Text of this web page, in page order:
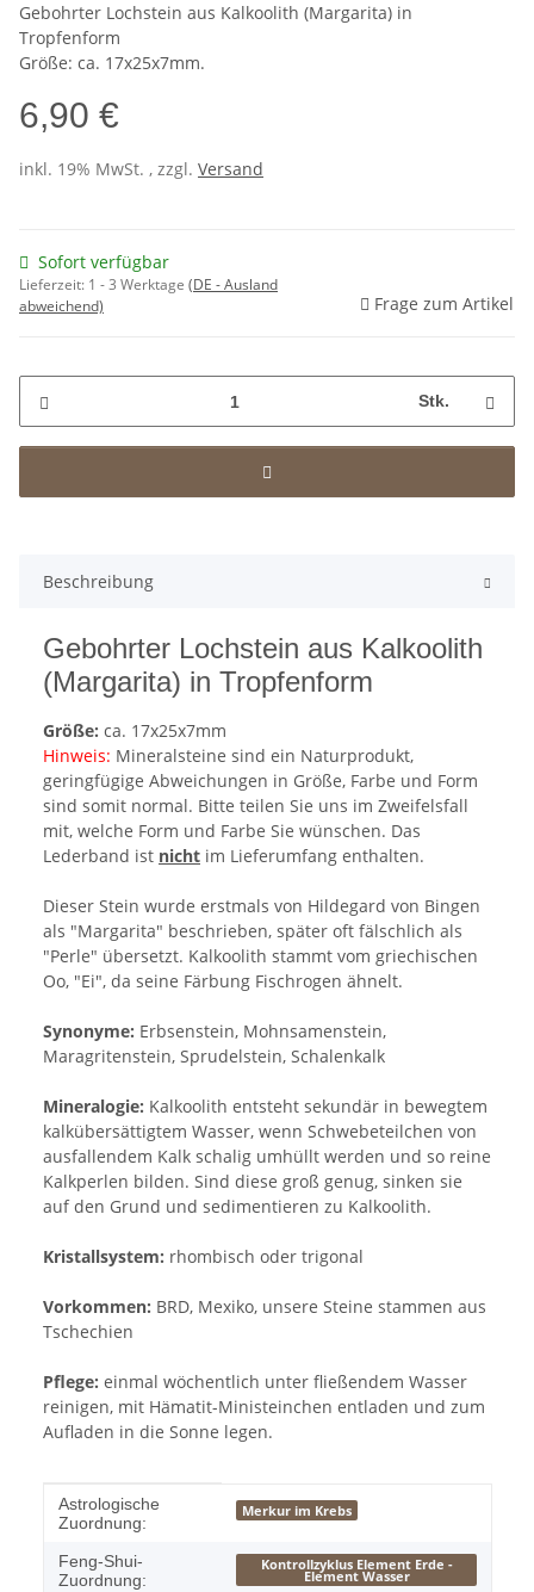
Gebohrter Lochstein aus Kalkoolith (Margarita) in
Tropfenform
Größe: ca. 17x25x7mm.
6,90 €
inkl. 19% MwSt. , zzgl. Versand
Sofort verfügbar
Lieferzeit: 1 - 3 Werktage (DE - Ausland
abweichend)
Frage zum Artikel
Stk.
Beschreibung
Gebohrter Lochstein aus Kalkoolith
(Margarita) in Tropfenform
Größe: ca. 17x25x7mm
Hinweis: Mineralsteine sind ein Naturprodukt,
geringfügige Abweichungen in Größe, Farbe und Form
sind somit normal. Bitte teilen Sie uns im Zweifelsfall
mit, welche Form und Farbe Sie wünschen. Das
Lederband ist nicht im Lieferumfang enthalten.
Dieser Stein wurde erstmals von Hildegard von Bingen
als "Margarita" beschrieben, später oft fälschlich als
"Perle" übersetzt. Kalkoolith stammt vom griechischen
Oo, "Ei", da seine Färbung Fischrogen ähnelt.
Synonyme: Erbsenstein, Mohnsamenstein,
Maragritenstein, Sprudelstein, Schalenkalk
Mineralogie: Kalkoolith entsteht sekundär in bewegtem
kalkübersättigtem Wasser, wenn Schwebeteilchen von
ausfallendem Kalk schalig umhüllt werden und so reine
Kalkperlen bilden. Sind diese groß genug, sinken sie
auf den Grund und sedimentieren zu Kalkoolith.
Kristallsystem: rhombisch oder trigonal
Vorkommen: BRD, Mexiko, unsere Steine stammen aus
Tschechien
Pflege: einmal wöchentlich unter fließendem Wasser
reinigen, mit Hämatit-Ministeinchen entladen und zum
Aufladen in die Sonne legen.
Produkteigenschaft
Wert
Astrologische
Zuordnung:
Merkur im Krebs
Feng-Shui-
Zuordnung:
Kontrollzyklus Element Erde -
Element Wasser